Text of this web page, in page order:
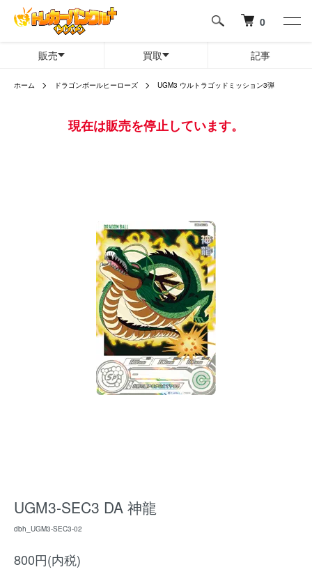
0
販売 買取 記事
ホーム ドラゴンボールヒーローズ UGM3 ウルトラゴッドミッション3弾
現在は販売を停止しています。
UGM3-SEC3 DA 神龍
dbh_UGM3-SEC3-02
800円(内税)